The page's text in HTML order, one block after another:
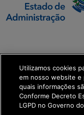
get_footer();
Utilizamos cookies
em nosso website e
quais informações
Conforme Decreto
LGPD no Governo